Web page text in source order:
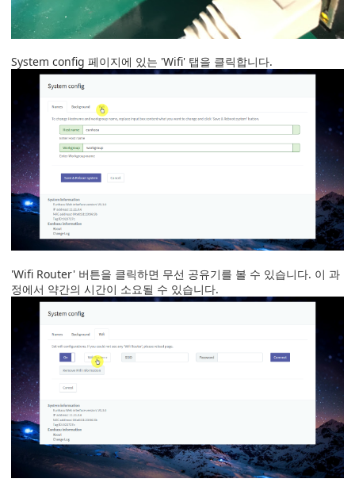
System config 페이지에 있는 'Wifi' 탭을 클릭합니다.
'Wifi Router' 버튼을 클릭하면 무선 공유기를 볼 수 있습니다. 이 과
정에서 약간의 시간이 소요될 수 있습니다.